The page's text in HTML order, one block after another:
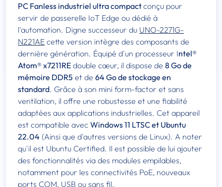
PC Fanless industriel ultra compactconçu pour
servir de passerelle IoT Edge ou dédié à
l'automation. Digne successeur du UNO-2271G-
N221AE cette version intègre des composants de
dernière génération. Équipé d'un processeur Intel®
Atom® x7211RE double cœur, il dispose de 8 Go de
mémoire DDR5 et de 64 Go de stockage en
standard. Grâce à son mini form-factor et sans
ventilation, il offre une robustesse et une fiabilité
adaptées aux applications industrielles. Cet appareil
est compatible avec Windows 11 LTSC et Ubuntu
22.04 (Ainsi que d'autres versions de Linux). A noter
qu'il est Ubuntu Certified. Il est possible de lui ajouter
des fonctionnalités via des modules empilables,
notamment pour les connectivités PoE, nouveaux
ports COM, USB ou sans fil.